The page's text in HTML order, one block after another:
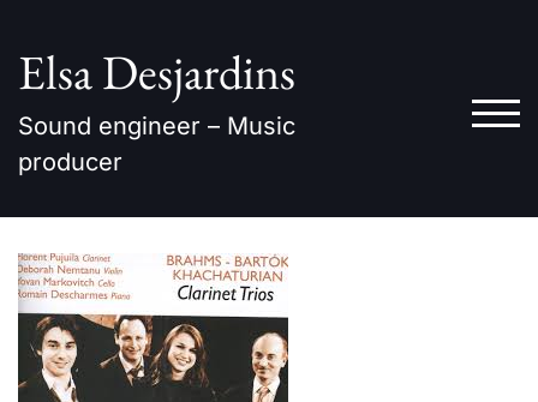
content
Elsa Desjardins
Sound engineer – Music
producer